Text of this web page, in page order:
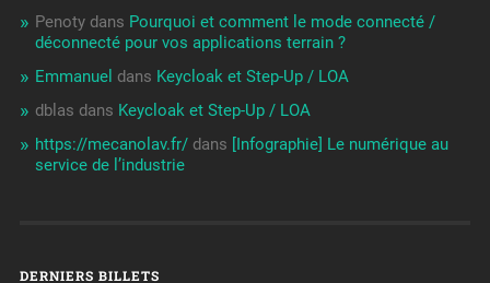
Penotydans Pourquoi et comment le mode connecté /
déconnecté pour vos applications terrain ?
Emmanuel dans Keycloak et Step-Up / LOA
dblas dans Keycloak et Step-Up / LOA
https://mecanolav.fr/dans [Infographie] Le numérique au
service de l’industrie
DERNIERS BILLETS